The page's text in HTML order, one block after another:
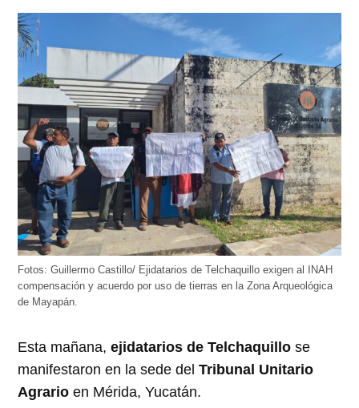
Fotos: Guillermo Castillo/ Ejidatarios de Telchaquillo exigen al INAH
compensación y acuerdo por uso de tierras en la Zona Arqueológica
de Mayapán.
Esta mañana,ejidatarios de Telchaquillo se
manifestaron en la sede delTribunal Unitario
Agrario en Mérida, Yucatán.